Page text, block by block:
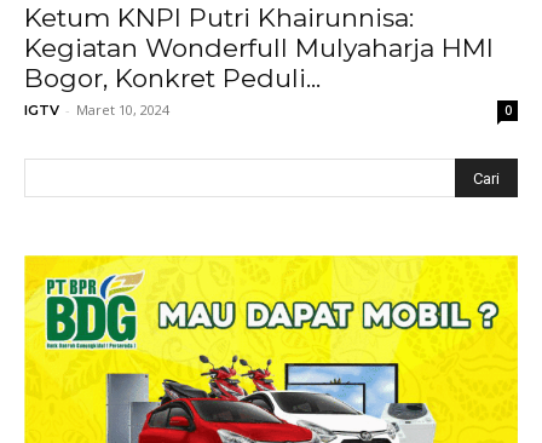
Ketum KNPI Putri Khairunnisa:
Kegiatan Wonderfull Mulyaharja HMI
Bogor, Konkret Peduli...
IGTV - Maret 10, 2024 0